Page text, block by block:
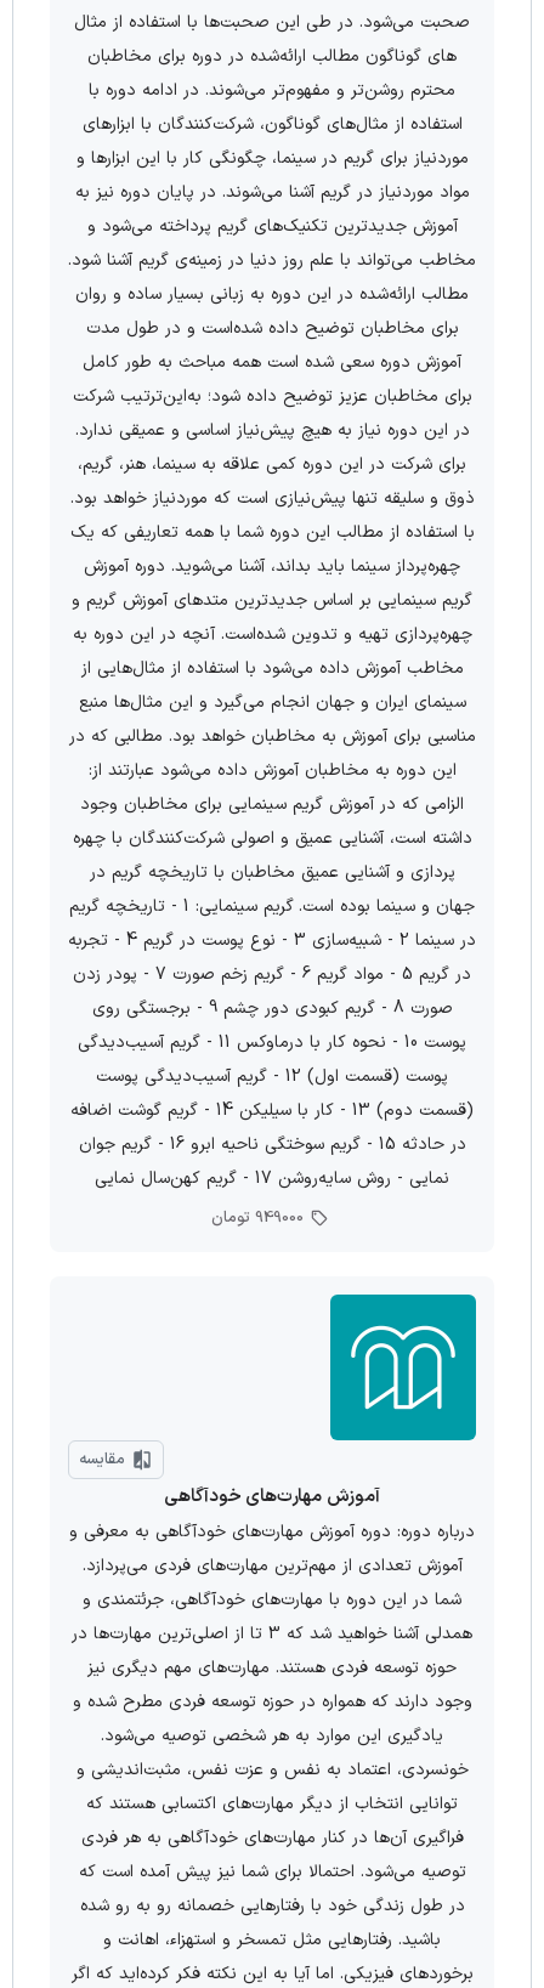
صحبت می‌­شود. در طی این صحبت‌­ها با استفاده از مثال­‌
های گوناگون مطالب ارائه‌شده در دوره برای مخاطبان
محترم روشن­‌تر و مفهوم‌­تر می‌­شوند. در ادامه دوره با
استفاده از مثال­‌های گوناگون، شرکت‌­کنندگان با ابزارهای
موردنیاز برای گریم در سینما، چگونگی کار با این ابزارها و
مواد موردنیاز در گریم آشنا می­‌شوند. در پایان دوره نیز به
آموزش جدیدترین تکنیک‌­های گریم پرداخته می‌­شود و
مخاطب می­‌تواند با علم روز دنیا در زمینه‌ی گریم آشنا شود.
مطالب ارائه‌شده در این دوره به زبانی بسیار ساده و روان
برای مخاطبان توضیح داده شده‌است و در طول مدت
آموزش دوره سعی شده است همه مباحث به طور کامل
برای مخاطبان عزیز توضیح داده شود؛ به‌این‌ترتیب شرکت
در این دوره نیاز به هیچ پیش­‌نیاز اساسی و عمیقی ندارد.
برای شرکت در این دوره کمی علاقه به سینما، هنر، گریم،
ذوق و سلیقه تنها پیش­‌نیازی است که موردنیاز خواهد بود.
با استفاده از مطالب این دوره شما با همه تعاریفی که یک
چهره‌­پرداز سینما باید بداند، آشنا می­‌شوید. دوره آموزش
گریم سینمایی بر اساس جدید­ترین متدهای آموزش گریم و
چهره‌­پردازی تهیه و تدوین شده‌است. آنچه در این دوره به
مخاطب آموزش داده می­‌شود با استفاده از مثال‌­هایی از
سینمای ایران و جهان انجام می­‌گیرد و این مثال‌­ها منبع
مناسبی برای آموزش به مخاطبان خواهد بود. مطالبی که در
این دوره به مخاطبان آموزش داده می‌­شود عبارتند از:
الزامی که در آموزش گریم سینمایی برای مخاطبان وجود
داشته است، آشنایی عمیق و اصولی شرکت­‌کنندگان با چهره­‌
پردازی و آشنایی عمیق مخاطبان با تاریخچه گریم در
جهان و سینما بوده است. گریم سینمایی: 1 - تاریخچه گریم
در سینما 2 - شبیه‌سازی 3 - نوع پوست در گریم 4 - تجربه
در گریم 5 - مواد گریم 6 - گریم زخم صورت 7 - پودر زدن
صورت 8 - گریم کبودی دور چشم 9 - برجستگی روی
پوست 10 - نحوه کار با درماوکس 11 - گریم آسیب‌دیدگی
پوست (قسمت اول) 12 - گریم آسیب‌دیدگی پوست
(قسمت دوم) 13 - کار با سیلیکن 14 - گریم گوشت اضافه
در حادثه 15 - گریم سوختگی ناحیه ابرو 16 - گریم جوان
نمایی - روش سایه‌روشن 17 - گریم کهن‌سال نمایی
949000 تومان
مقایسه
آموزش مهارت‌های خودآگاهی
درباره دوره: دوره آموزش مهارت‌های خودآگاهی به معرفی و
آموزش تعدادی از مهم‌ترین مهارت‌های فردی می‌پردازد.
شما در این دوره با مهارت‌های خودآگاهی، جرئتمندی و
همدلی آشنا خواهید شد که 3 تا از اصلی‌ترین مهارت‌ها در
حوزه توسعه فردی هستند. مهارت‌های مهم دیگری نیز
وجود دارند که همواره در حوزه توسعه فردی مطرح شده و
یادگیری این موارد به هر شخصی توصیه می‌شود.
خونسردی، اعتماد به نفس و عزت نفس، مثبت‌اندیشی و
توانایی انتخاب از دیگر مهارت‌های اکتسابی هستند که
فراگیری آن‌ها در کنار مهارت‌های خودآگاهی به هر فردی
توصیه می‌شود. احتمالا برای شما نیز پیش آمده است که
در طول زندگی خود با رفتارهایی خصمانه رو به رو شده
باشید. رفتارهایی مثل تمسخر و استهزاء، اهانت و
برخوردهای فیزیکی. اما آیا به این نکته فکر کرده‌اید که اگر